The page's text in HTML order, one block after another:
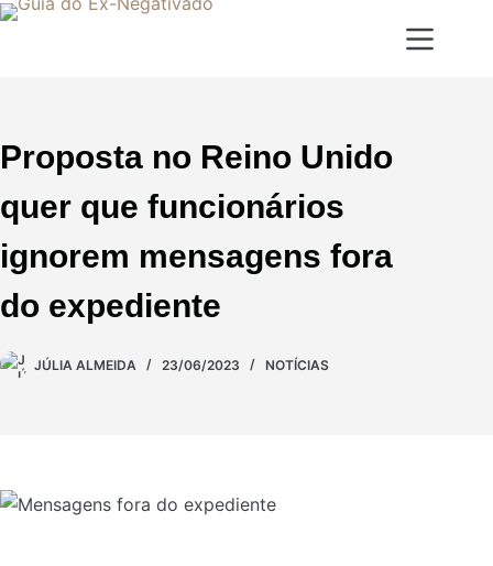
Proposta no Reino Unido
quer que funcionários
ignorem mensagens fora
do expediente
JÚLIA ALMEIDA 23/06/2023 NOTÍCIAS